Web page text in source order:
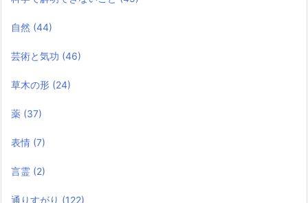
自然 (44)
芸術と気功 (46)
草木の形 (24)
薬 (37)
表情 (7)
言霊 (2)
通りすがり (122)